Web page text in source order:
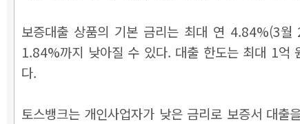
보증대출 상품의 기본 금리는 최대 연 4.84%(3
1.84%까지 낮아질 수 있다. 대출 한도는 최대 1억
다.
토스뱅크는 개인사업자가 낮은 금리로 보증서 대